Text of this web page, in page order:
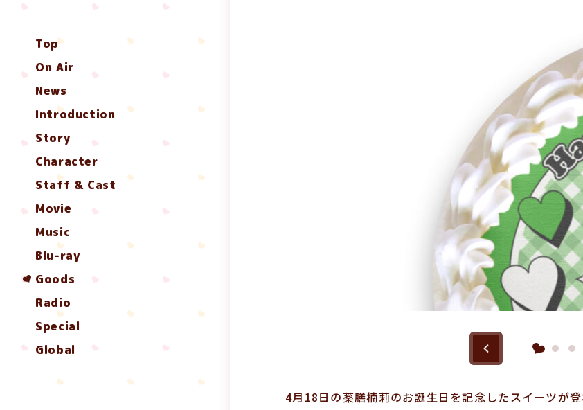
Top
On Air
News
Introduction
Story
Character
Staff & Cast
Movie
Music
Blu-ray
Goods
Radio
Special
Global
4月18日の薬膳楠莉のお誕生日を記念したスイーツが登